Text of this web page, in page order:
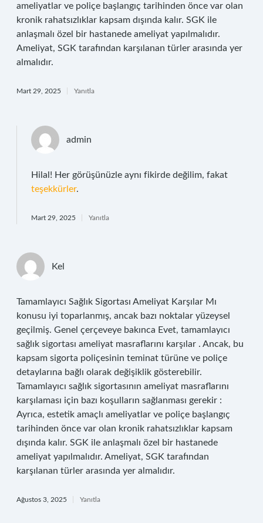
ameliyatlar ve poliçe başlangıç tarihinden önce var olan
kronik rahatsızlıklar kapsam dışında kalır. SGK ile
anlaşmalı özel bir hastanede ameliyat yapılmalıdır.
Ameliyat, SGK tarafından karşılanan türler arasında yer
almalıdır.
Mart 29, 2025 Yanıtla
admin
Hilal! Her görüşünüzle aynı fikirde değilim, fakat
teşekkürler.
Mart 29, 2025 Yanıtla
Kel
Tamamlayıcı Sağlık Sigortası Ameliyat Karşılar Mı
konusu iyi toparlanmış, ancak bazı noktalar yüzeysel
geçilmiş. Genel çerçeveye bakınca Evet, tamamlayıcı
sağlık sigortası ameliyat masraflarını karşılar . Ancak, bu
kapsam sigorta poliçesinin teminat türüne ve poliçe
detaylarına bağlı olarak değişiklik gösterebilir.
Tamamlayıcı sağlık sigortasının ameliyat masraflarını
karşılaması için bazı koşulların sağlanması gerekir :
Ayrıca, estetik amaçlı ameliyatlar ve poliçe başlangıç
tarihinden önce var olan kronik rahatsızlıklar kapsam
dışında kalır. SGK ile anlaşmalı özel bir hastanede
ameliyat yapılmalıdır. Ameliyat, SGK tarafından
karşılanan türler arasında yer almalıdır.
Ağustos 3, 2025 Yanıtla